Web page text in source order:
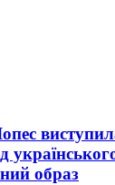
образ